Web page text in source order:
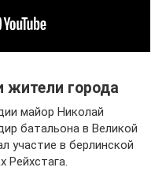
жители города
майор Николай
батальона в Великой
участие в берлинской
Рейхстага.